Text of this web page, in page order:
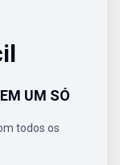
UM SÓ
todos os